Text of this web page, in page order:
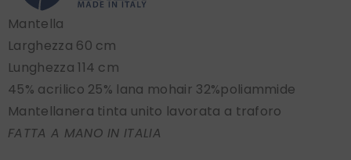
Mantella
Larghezza 60 cm
Lunghezza 114 cm
45% acrilico 25% lana mohair 32%poliammide
Mantellanera tinta unito lavorata a traforo
FATTA A MANO IN ITALIA